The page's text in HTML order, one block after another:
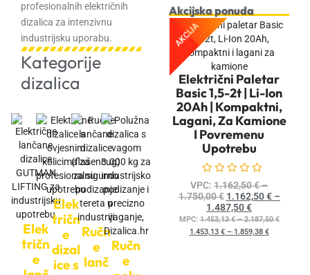
profesionalnih električnih
dizalica za intenzivnu
industrijsku uporabu.
Kategorije
dizalica
Elek
tričn
e
Elek
tričn
e
dizal
ice s
Ručn
e
lanč
Ručn
e
Akcijska ponuda
Električni Paletar
Basic 1,5-2t | Li-Ion
20Ah | Kompaktni,
Lagani, Za Kamione
I Povremenu
Upotrebu
AKCIJA
VPC: 1.162,50€–
1.750,00€ 1.162,50€–
1.487,50€
MPC:1.453,13€–2.187,50€
1.453,13 €– 1.859,38 €